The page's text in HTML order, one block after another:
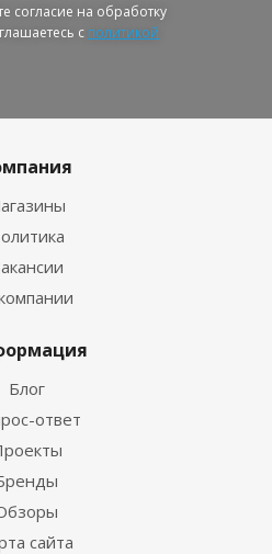
согласие на обработку
с политикой
Блог
ответ
сайта